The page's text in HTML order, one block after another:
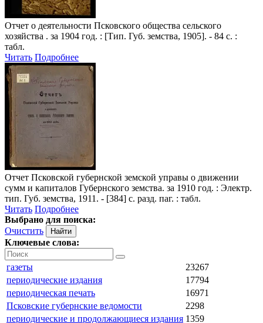
Отчет о деятельности Псковского общества сельского
хозяйства . за 1904 год. : [Тип. Губ. земства, 1905]. - 84 с. :
табл.
Читать Подробнее
Отчет Псковской губернской земской управы о движении
сумм и капиталов Губернского земства. за 1910 год. : Электр.
тип. Губ. земства, 1911. - [384] с. разд. паг. : табл.
Читать Подробнее
Выбрано для поиска:
Очистить
Ключевые слова:
газеты
23267
периодические издания
17794
периодическая печать
16971
Псковские губернские ведомости
2298
периодические и продолжающиеся издания 1359